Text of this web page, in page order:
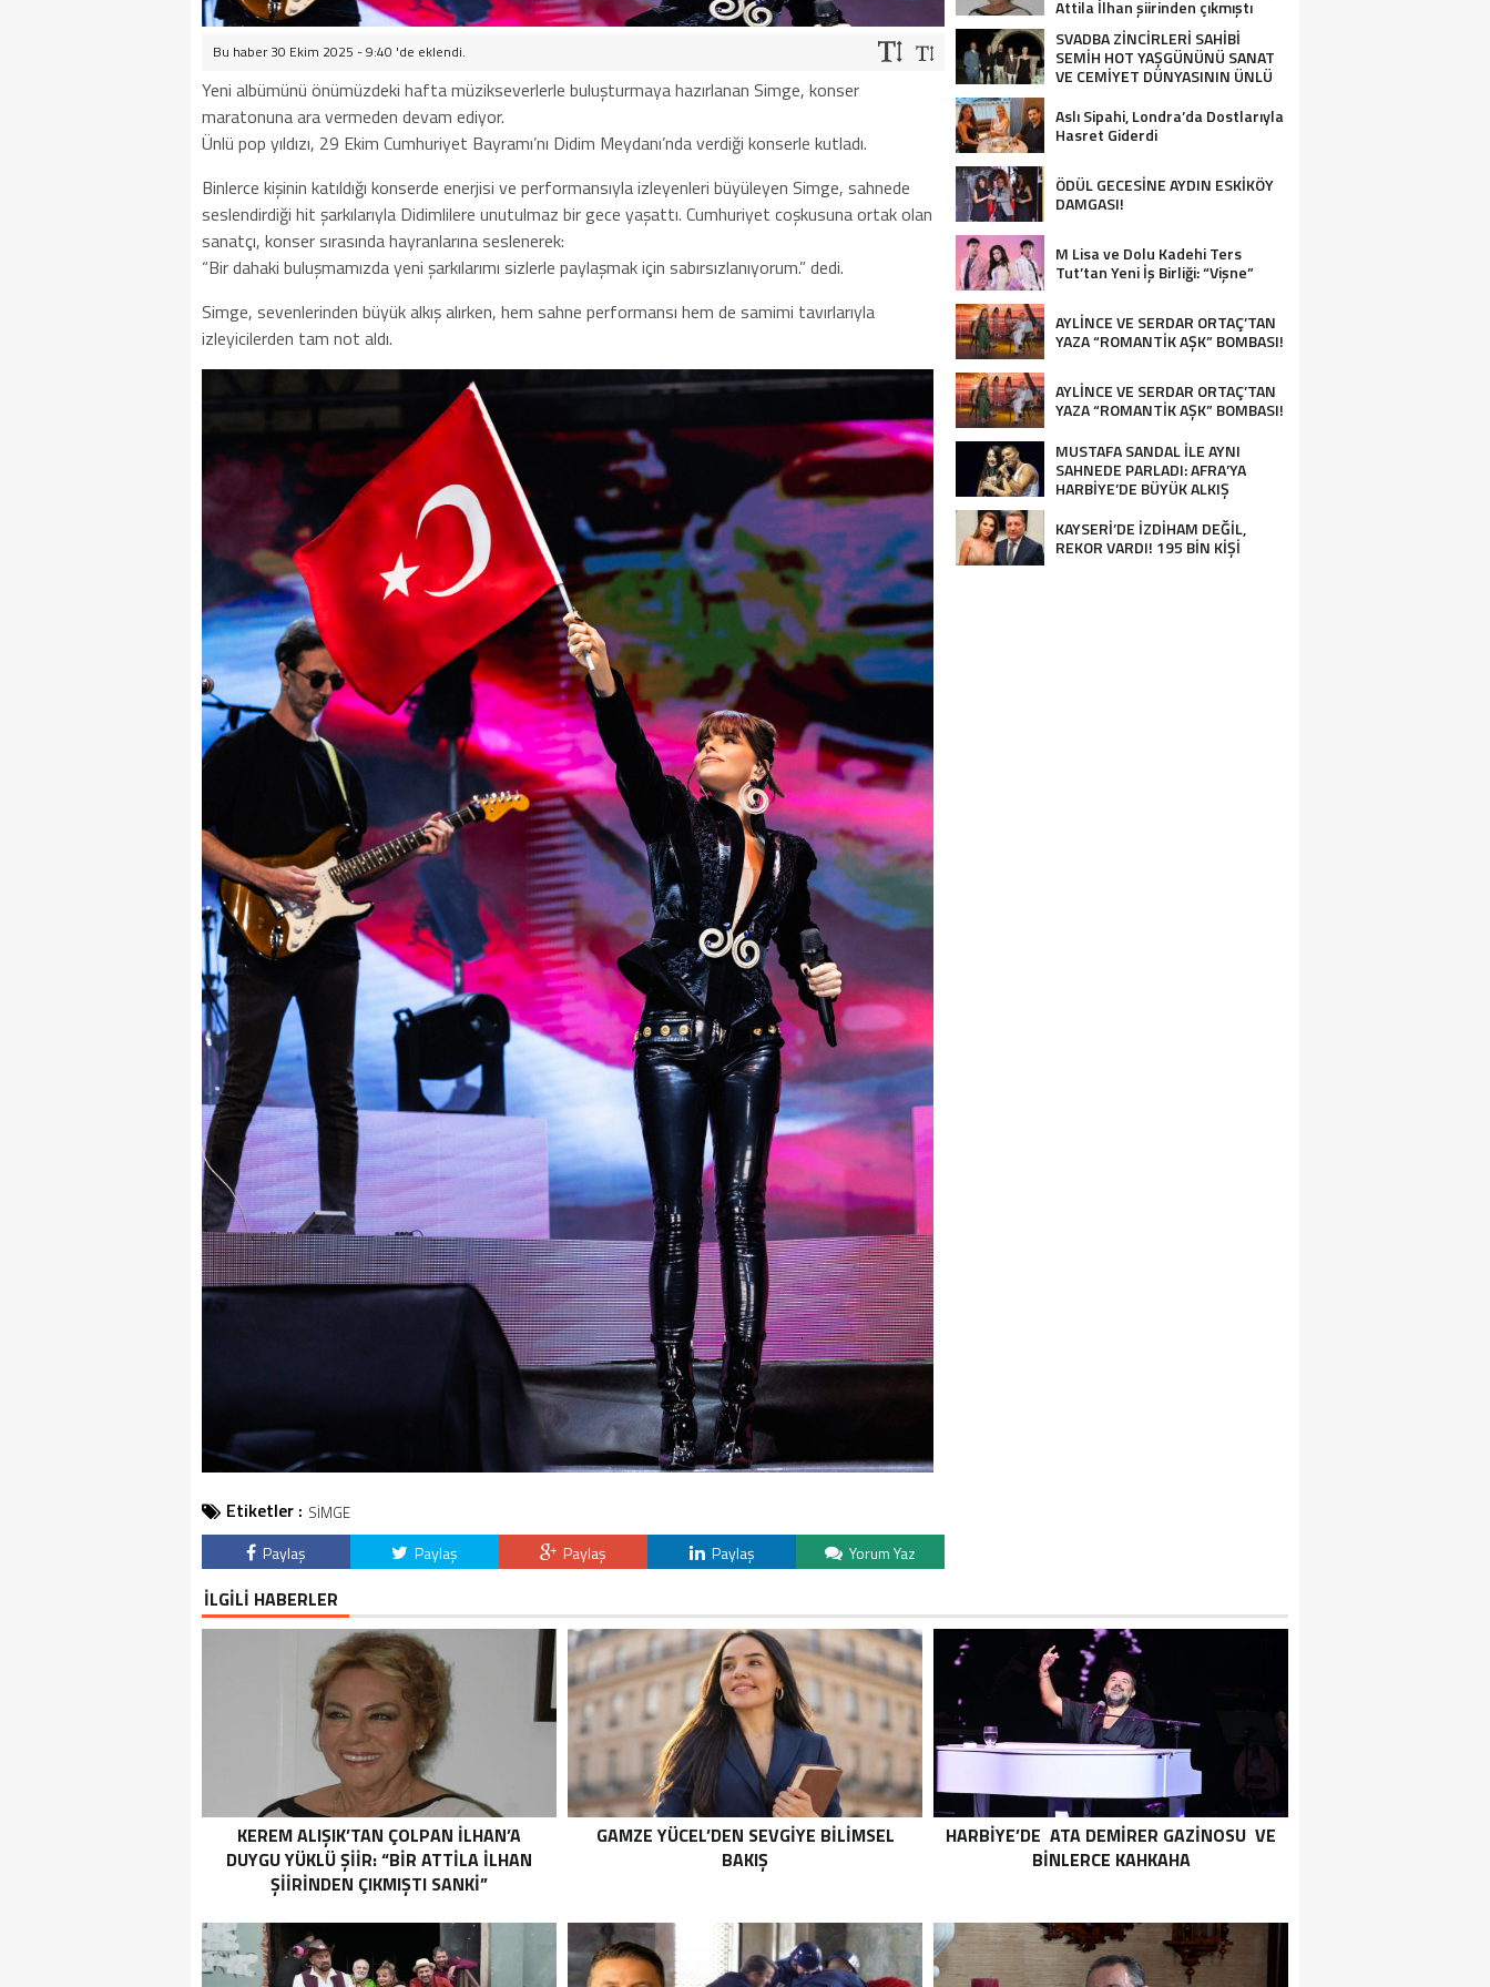
Bu haber 30 Ekim 2025 - 9:40 'de eklendi.
Yeni albümünü önümüzdeki hafta müzikseverlerle buluşturmaya hazırlanan Simge, konser
maratonuna ara vermeden devam ediyor.
Ünlü pop yıldızı, 29 Ekim Cumhuriyet Bayramı’nı Didim Meydanı’nda verdiği konserle kutladı.
Binlerce kişinin katıldığı konserde enerjisi ve performansıyla izleyenleri büyüleyen Simge, sahnede
seslendirdiği hit şarkılarıyla Didimlilere unutulmaz bir gece yaşattı. Cumhuriyet coşkusuna ortak olan
sanatçı, konser sırasında hayranlarına seslenerek:
“Bir dahaki buluşmamızda yeni şarkılarımı sizlerle paylaşmak için sabırsızlanıyorum.” dedi.
Simge, sevenlerinden büyük alkış alırken, hem sahne performansı hem de samimi tavırlarıyla
izleyicilerden tam not aldı.
Etiketler : SİMGE
Paylaş Paylaş Paylaş Paylaş Yorum Yaz
Attila İlhan şiirinden çıkmıştı
SVADBA ZİNCİRLERİ SAHİBİ
SEMİH HOT YAŞGÜNÜNÜ SANAT
VE CEMİYET DÜNYASININ ÜNLÜ
Aslı Sipahi, Londra’da Dostlarıyla
Hasret Giderdi
ÖDÜL GECESİNE AYDIN ESKİKÖY
DAMGASI!
M Lisa ve Dolu Kadehi Ters
Tut’tan Yeni İş Birliği: “Vişne”
AYLİNCE VE SERDAR ORTAÇ’TAN
YAZA “ROMANTİK AŞK” BOMBASI!
AYLİNCE VE SERDAR ORTAÇ’TAN
YAZA “ROMANTİK AŞK” BOMBASI!
MUSTAFA SANDAL İLE AYNI
SAHNEDE PARLADI: AFRA’YA
HARBİYE’DE BÜYÜK ALKIŞ
KAYSERİ’DE İZDİHAM DEĞİL,
REKOR VARDI! 195 BİN KİŞİ
İLGİLİ HABERLER
KEREM ALIŞIK’TAN ÇOLPAN İLHAN’A
DUYGU YÜKLÜ ŞİİR: “BIR ATTILA İLHAN
ŞIIRINDEN ÇIKMIŞTI SANKI”
GAMZE YÜCEL’DEN SEVGİYE BİLİMSEL
BAKIŞ
HARBİYE’DE ATA DEMİRER GAZİNOSU VE
BİNLERCE KAHKAHA